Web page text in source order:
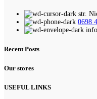
str.
0698
Recent Posts
Our stores
USEFUL LINKS